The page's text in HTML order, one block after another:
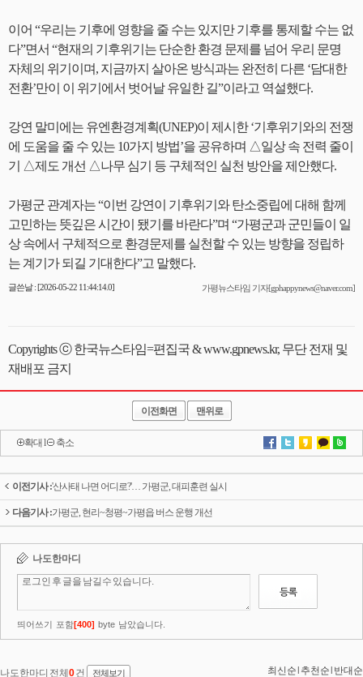
이어 “우리는 기후에 영향을 줄 수는 있지만 기후를 통제할 수는 없
다”면서 “현재의 기후위기는 단순한 환경 문제를 넘어 우리 문명
자체의 위기이며, 지금까지 살아온 방식과는 완전히 다른 ‘담대한
전환’만이 이 위기에서 벗어날 유일한 길”이라고 역설했다.
강연 말미에는 유엔환경계획(UNEP)이 제시한 ‘기후위기와의 전쟁
에 도움을 줄 수 있는 10가지 방법’을 공유하며 △일상 속 전력 줄이
기 △제도 개선 △나무 심기 등 구체적인 실천 방안을 제안했다.
가평군 관계자는 “이번 강연이 기후위기와 탄소중립에 대해 함께
고민하는 뜻깊은 시간이 됐기를 바란다”며 “가평군과 군민들이 일
상 속에서 구체적으로 환경문제를 실천할 수 있는 방향을 정립하
는 계기가 되길 기대한다”고 말했다.
글쓴날 : [2026-05-22 11:44:14.0] 가평뉴스타임 기자[gphappynews@naver.com]
Copyrights ⓒ 한국뉴스타임=편집국 & www.gpnews.kr, 무단 전재 및
재배포 금지
이전화면 맨위로
확대l 축소
이전기사 :'산사태 나면 어디로?'… 가평군, 대피훈련 실시
다음기사 :가평군, 현리~청평~가평읍 버스 운행 개선